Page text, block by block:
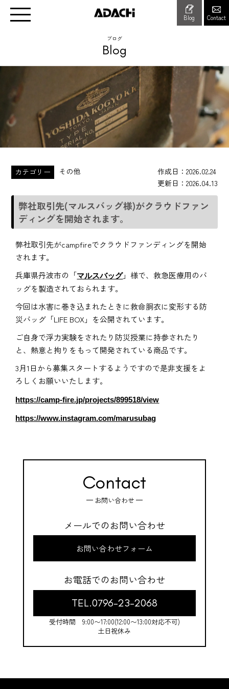
Blog Contact
ブログ
Blog
カテゴリー その他 作成日
2026.02.24
更新日
2026.04.13
弊社取引先(マルスバッグ様)がクラウドファン
ディングを開始されます。
弊社取引先がcampfireでクラウドファンディングを開始
されます。
兵庫県丹波市の「マルスバッグ」様で、救急医療用のバ
ッグを製造されておられます。
今回は水害に巻き込まれたときに救命胴衣に変形する防
災バッグ「LIFE BOX」を公開されています。
ご自身で浮力実験をされたり防災授業に持参されたり
と、熱意と拘りをもって開発されている商品です。
3月1日から募集スタートするようですので是非支援をよ
ろしくお願いいたします。
https://camp-fire.jp/projects/899518/view
https://www.instagram.com/marusubag
Contact
お問い合わせ
メールでのお問い合わせ
お問い合わせフォーム
お電話でのお問い合わせ
TEL.0796-23-2068
受付時間 9:00〜17:00(12:00〜13:00対応不可)
土日祝休み